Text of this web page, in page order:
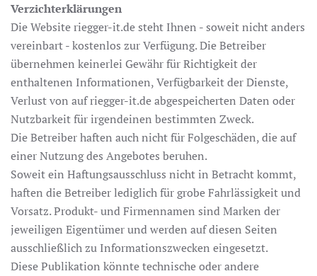
Verzichterklärungen
Die Website riegger-it.de steht Ihnen - soweit nicht anders
vereinbart - kostenlos zur Verfügung. Die Betreiber
übernehmen keinerlei Gewähr für Richtigkeit der
enthaltenen Informationen, Verfügbarkeit der Dienste,
Verlust von auf riegger-it.de abgespeicherten Daten oder
Nutzbarkeit für irgendeinen bestimmten Zweck.
Die Betreiber haften auch nicht für Folgeschäden, die auf
einer Nutzung des Angebotes beruhen.
Soweit ein Haftungsausschluss nicht in Betracht kommt,
haften die Betreiber lediglich für grobe Fahrlässigkeit und
Vorsatz. Produkt- und Firmennamen sind Marken der
jeweiligen Eigentümer und werden auf diesen Seiten
ausschließlich zu Informationszwecken eingesetzt.
Diese Publikation könnte technische oder andere